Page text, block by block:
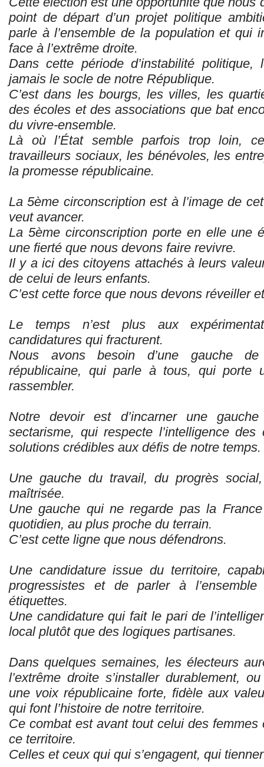
point de départ d’un projet politique
parle à l’ensemble de la population et qui
face à l’extrême droite.
Dans cette période d’instabilité
jamais le socle de notre République.
C’est dans les bourgs, les villes, les
des écoles et des associations que bat
du vivre-ensemble.
Là où l’État semble parfois trop loin,
travailleurs sociaux, les bénévoles, les
la promesse républicaine.
La 5ème circonscription est à l’image de
veut avancer.
La 5ème circonscription porte en elle une
une fierté que nous devons faire revivre.
Il y a ici des citoyens attachés à leurs
de celui de leurs enfants.
C’est cette force que nous devons réveiller
Le temps n’est plus aux
candidatures qui fracturent.
Nous avons besoin d’une gauche
républicaine, qui parle à tous, qui porte
rassembler.
Notre devoir est d’incarner une
sectarisme, qui respecte l’intelligence
solutions crédibles aux défis de notre temps.
Une gauche du travail, du progrès
maîtrisée.
Une gauche qui ne regarde pas la
quotidien, au plus proche du terrain.
C’est cette ligne que nous défendrons.
Une candidature issue du territoire,
progressistes et de parler à
étiquettes.
Une candidature qui fait le pari de
local plutôt que des logiques partisanes.
Dans quelques semaines, les électeurs
l’extrême droite s’installer durablement,
une voix républicaine forte, fidèle aux
qui font l’histoire de notre territoire.
Ce combat est avant tout celui des
ce territoire.
Celles et ceux qui qui s’engagent, qui